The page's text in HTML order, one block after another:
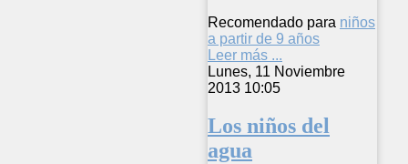
Recomendado para niños
a partir de 9 años
Leer más ...
Lunes, 11 Noviembre
2013 10:05
Los niños del
agua